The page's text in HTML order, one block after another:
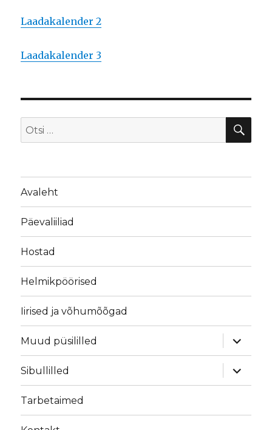
Laadakalender 2
Laadakalender 3
Otsi:
Avaleht
Päevaliiliad
Hostad
Helmikpöörised
Iirised ja võhumõõgad
Muud püsililled
laienda
Sibullilled
laienda
Tarbetaimed